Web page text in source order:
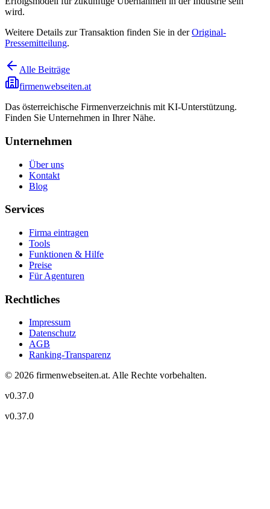
wird.
Weitere Details zur Transaktion finden Sie in derOriginal-
Pressemitteilung.
Alle Beiträge
firmenwebseiten.at
Das österreichische Firmenverzeichnis mit KI-Unterstützung.
Finden Sie Unternehmen in Ihrer Nähe.
Unternehmen
Über uns
Kontakt
Blog
Services
Firma eintragen
Tools
Funktionen & Hilfe
Preise
Für Agenturen
Rechtliches
Impressum
Datenschutz
AGB
Ranking-Transparenz
© 2026 firmenwebseiten.at. Alle Rechte vorbehalten.
v0.37.0
v0.37.0